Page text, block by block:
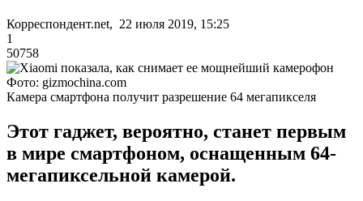
Корреспондент.net, 22 июля 2019, 15:25
1
50758
Фото: gizmochina.com
Камера смартфона получит разрешение 64 мегапикселя
Этот гаджет, вероятно, станет первым
в мире смартфоном, оснащенным 64-
мегапиксельной камерой.